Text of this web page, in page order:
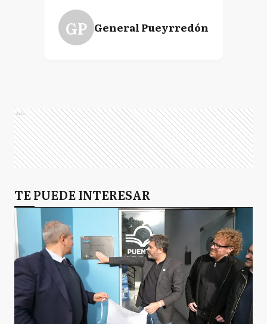
GP General Pueyrredón
Ads
TE PUEDE INTERESAR